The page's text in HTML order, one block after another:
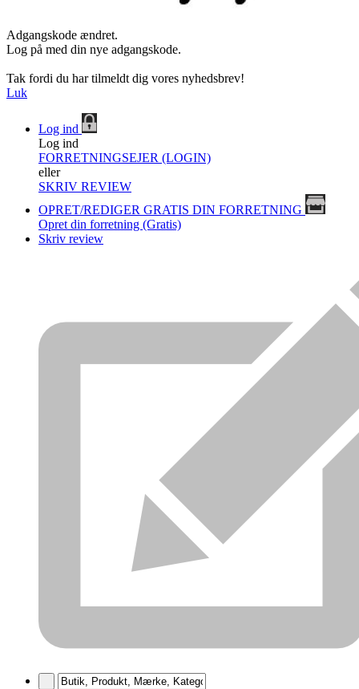
Adgangskode ændret.
Log på med din nye adgangskode.
Tak fordi du har tilmeldt dig vores nyhedsbrev!
Luk
Log ind
Log ind
FORRETNINGSEJER (LOGIN)
eller
SKRIV REVIEW
OPRET/REDIGER GRATIS DIN FORRETNING
Opret din forretning (Gratis)
Skriv review